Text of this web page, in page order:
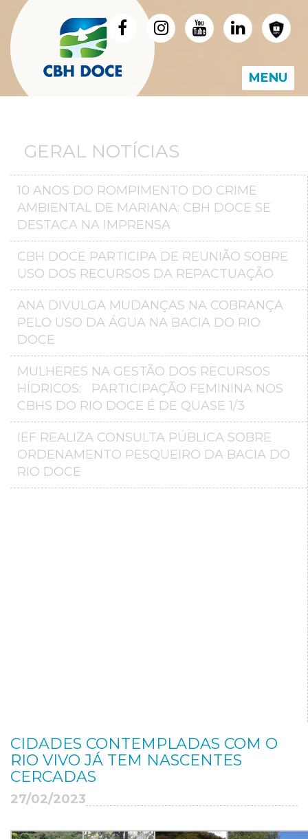
MENU
GERAL NOTÍCIAS
10 ANOS DO ROMPIMENTO DO CRIME
AMBIENTAL DE MARIANA: CBH DOCE SE
DESTACA NA IMPRENSA
CBH DOCE PARTICIPA DE REUNIÃO SOBRE
USO DOS RECURSOS DA REPACTUAÇÃO
ANA DIVULGA MUDANÇAS NA COBRANÇA
PELO USO DA ÁGUA NA BACIA DO RIO
DOCE
MULHERES NA GESTÃO DOS RECURSOS
HÍDRICOS: PARTICIPAÇÃO FEMININA NOS
CBHS DO RIO DOCE É DE QUASE 1/3
IEF REALIZA CONSULTA PÚBLICA SOBRE
ORDENAMENTO PESQUEIRO DA BACIA DO
RIO DOCE
CIDADES CONTEMPLADAS COM O
RIO VIVO JÁ TEM NASCENTES
CERCADAS
27/02/2023